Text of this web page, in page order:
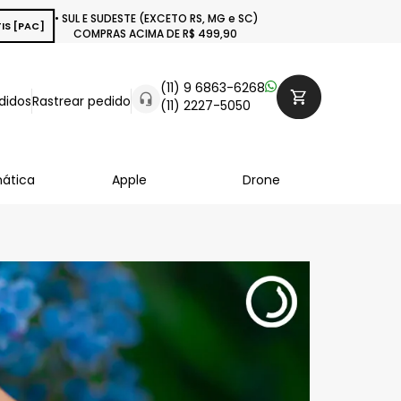
[PAC]
• SUL E SUDESTE (EXCETO RS, MG e SC)
COMPRAS ACIMA DE R$ 499,90
Rastrear pedido
(11) 9 6863-6268
(11) 2227-5050
Apple Drone